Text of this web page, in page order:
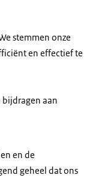
stemmen onze
en effectief te
bijdragen aan
en de
geheel dat ons